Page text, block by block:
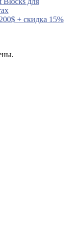
+ скидка 15%